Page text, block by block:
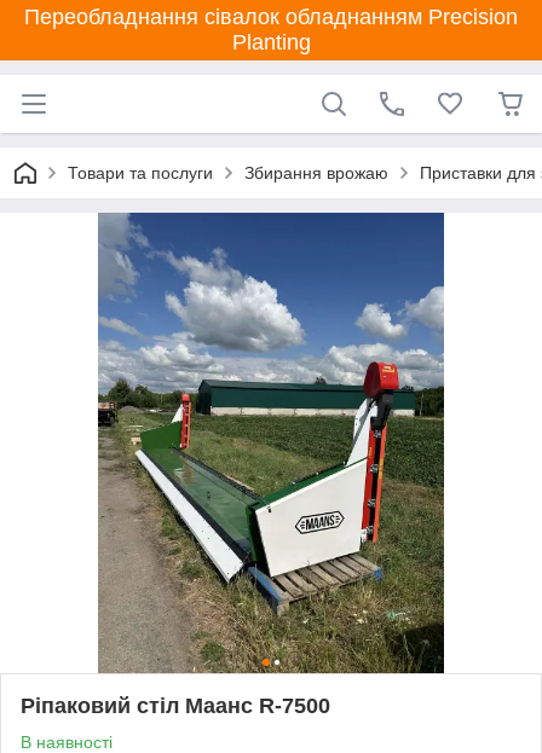
Переобладнання сівалок обладнанням Precision
Planting
Товари та послуги Збирання врожаю Приставки для
Ріпаковий стіл Маанс R-7500
В наявності